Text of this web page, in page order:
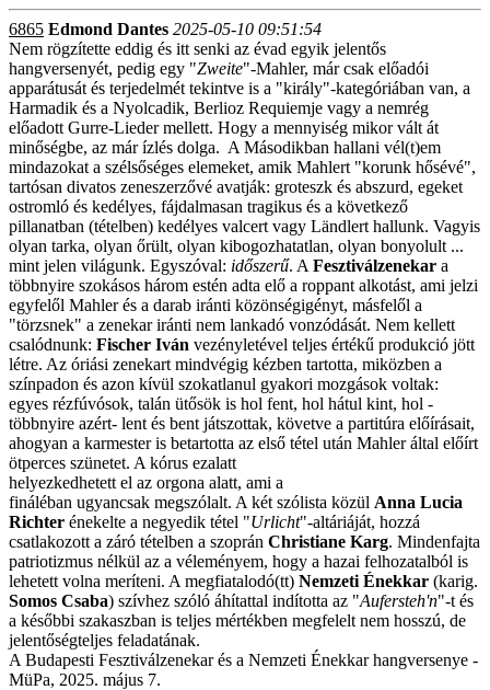
6865 Edmond Dantes 2025-05-10 09:51:54
Nem rögzítette eddig és itt senki az évad egyik jelentős
hangversenyét, pedig egy "Zweite"-Mahler, már csak előadói
apparátusát és terjedelmét tekintve is a "király"-kategóriában van, a
Harmadik és a Nyolcadik, Berlioz Requiemje vagy a nemrég
előadott Gurre-Lieder mellett. Hogy a mennyiség mikor vált át
minőségbe, az már ízlés dolga. A Másodikban hallani vél(t)em
mindazokat a szélsőséges elemeket, amik Mahlert "korunk hősévé",
tartósan divatos zeneszerzővé avatják: groteszk és abszurd, egeket
ostromló és kedélyes, fájdalmasan tragikus és a következő
pillanatban (tételben) kedélyes valcert vagy Ländlert hallunk. Vagyis
olyan tarka, olyan őrült, olyan kibogozhatatlan, olyan bonyolult ...
mint jelen világunk. Egyszóval: időszerű. A Fesztiválzenekar a
többnyire szokásos három estén adta elő a roppant alkotást, ami jelzi
egyfelől Mahler és a darab iránti közönségigényt, másfelől a
"törzsnek" a zenekar iránti nem lankadó vonzódását. Nem kellett
csalódnunk: Fischer Iván vezényletével teljes értékű produkció jött
létre. Az óriási zenekart mindvégig kézben tartotta, miközben a
színpadon és azon kívül szokatlanul gyakori mozgások voltak:
egyes rézfúvósok, talán ütősök is hol fent, hol hátul kint, hol -
többnyire azért- lent és bent játszottak, követve a partitúra előírásait,
ahogyan a karmester is betartotta az első tétel után Mahler által előírt
ötperces szünetet. A kórus ezalatt
helyezkedhetett el az orgona alatt, ami a
fináléban ugyancsak megszólalt. A két szólista közül Anna Lucia
Richter énekelte a negyedik tétel "Urlicht"-altáriáját, hozzá
csatlakozott a záró tételben a szoprán Christiane Karg. Mindenfajta
patriotizmus nélkül az a véleményem, hogy a hazai felhozatalból is
lehetett volna meríteni. A megfiatalodó(tt) Nemzeti Énekkar (karig.
Somos Csaba) szívhez szóló áhítattal indította az "Aufersteh'n"-t és
a későbbi szakaszban is teljes mértékben megfelelt nem hosszú, de
jelentőségteljes feladatának.
A Budapesti Fesztiválzenekar és a Nemzeti Énekkar hangversenye -
MüPa, 2025. május 7.